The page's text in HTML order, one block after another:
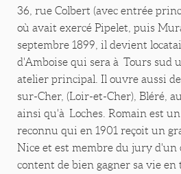
36, rue Colbert (avec entrée
où avait exercé Pipelet, puis
septembre 1899, il devient
d'Amboise qui sera à Tours sud
atelier principal. Il ouvre aussi
sur-Cher, (Loir-et-Cher), Bléré,
ainsi qu'à Loches. Romain est
reconnu qui en 1901 reçoit un
Nice et est membre du jury d'un
content de bien gagner sa vie en